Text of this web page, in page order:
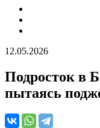
12.05.2026
Подросток в
пытаясь